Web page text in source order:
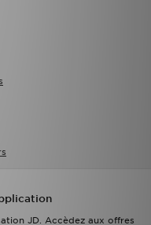
JD. Accèdez aux offres